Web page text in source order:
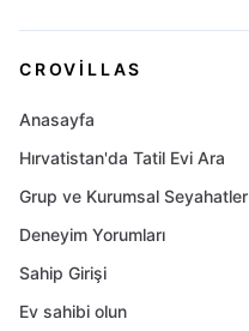
CROVILLAS
Anasayfa
Hırvatistan'da Tatil Evi Ara
Grup ve Kurumsal Seyahatler
Deneyim Yorumları
Sahip Girişi
Ev sahibi olun